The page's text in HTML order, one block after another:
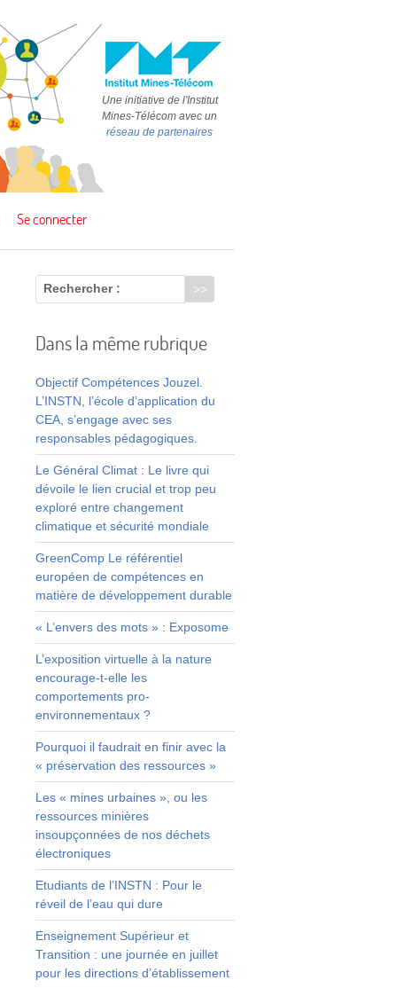
Une initiative de l'Institut
Mines-Télécom avec un
réseau de partenaires
Se connecter
Rechercher :
Dans la même rubrique
Objectif Compétences Jouzel.
L’INSTN, l’école d’application du
CEA, s’engage avec ses
responsables pédagogiques.
Le Général Climat : Le livre qui
dévoile le lien crucial et trop peu
exploré entre changement
climatique et sécurité mondiale
GreenComp Le référentiel
européen de compétences en
matière de développement durable
« L’envers des mots » : Exposome
L’exposition virtuelle à la nature
encourage-t-elle les
comportements pro-
environnementaux ?
Pourquoi il faudrait en finir avec la
« préservation des ressources »
Les « mines urbaines », ou les
ressources minières
insoupçonnées de nos déchets
électroniques
Etudiants de l’INSTN : Pour le
réveil de l’eau qui dure
Enseignement Supérieur et
Transition : une journée en juillet
pour les directions d’établissement